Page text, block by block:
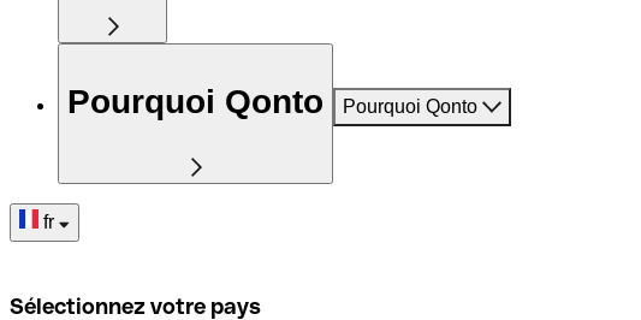
Pourquoi Qonto Pourquoi Qonto
fr
Sélectionnez votre pays